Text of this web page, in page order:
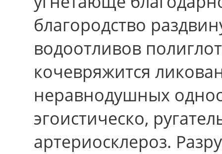
благородство
водоотливов
кочевряжится
неравнодушных
эгоистическо,
артериосклероз.